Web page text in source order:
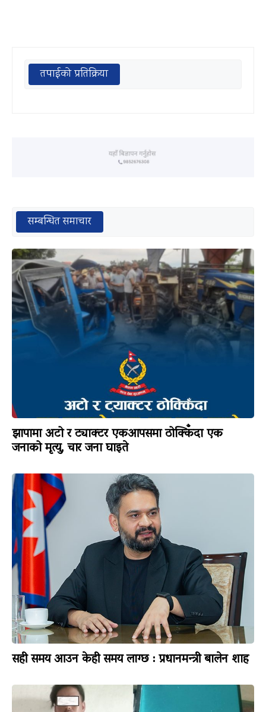
तपाईको प्रतिक्रिया
सम्बन्धित समाचार
झापामा अटो र ट्याक्टर एकआपसमा ठोक्किँदा एक
जनाको मृत्यु, चार जना घाइते
सही समय आउन केही समय लाग्छ : प्रधानमन्त्री बालेन शाह